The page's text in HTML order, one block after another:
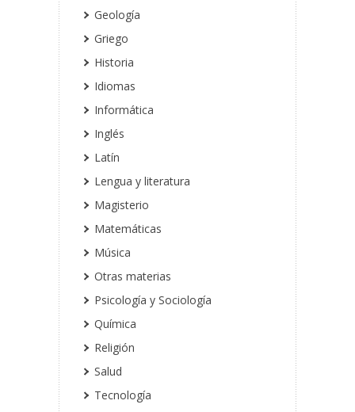
Geología
Griego
Historia
Idiomas
Informática
Inglés
Latín
Lengua y literatura
Magisterio
Matemáticas
Música
Otras materias
Psicología y Sociología
Química
Religión
Salud
Tecnología